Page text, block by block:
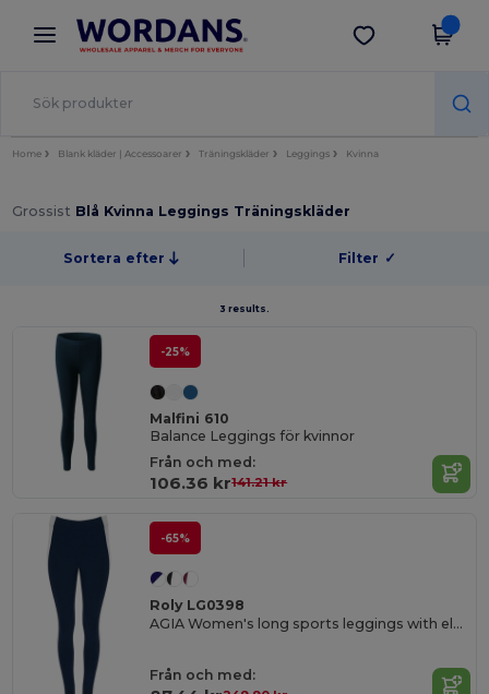
× Wordans-app
Bättre priser i appen!
Hämta app
Home Blank kläder | Accessoarer Träningskläder Leggings Kvinna
Grossist Blå Kvinna Leggings Träningskläder
Sortera efter Filter ✓
3 results.
-25%
Malfini 610
Balance Leggings för kvinnor
Från och med:
106.36 kr141.21 kr
-65%
Roly LG0398
AGIA Women's long sports leggings with elastic waistband and contrasting side stripes
Från och med: